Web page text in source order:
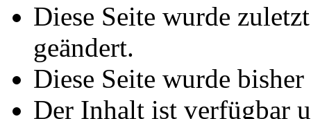
Diese Seite wurde
geändert.
Diese Seite wurde
Der Inhalt ist verfügbar